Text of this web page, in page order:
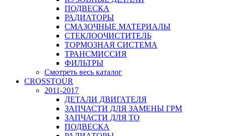
ПОДВЕСКА
РАДИАТОРЫ
СМАЗОЧНЫЕ МАТЕРИАЛЫ
СТЕКЛООЧИСТИТЕЛЬ
ТОРМОЗНАЯ СИСТЕМА
ТРАНСМИССИЯ
ФИЛЬТРЫ
Смотреть весь каталог
CROSSTOUR
2011-2017
ДЕТАЛИ ДВИГАТЕЛЯ
ЗАПЧАСТИ ДЛЯ ЗАМЕНЫ ГРМ
ЗАПЧАСТИ ДЛЯ ТО
ПОДВЕСКА